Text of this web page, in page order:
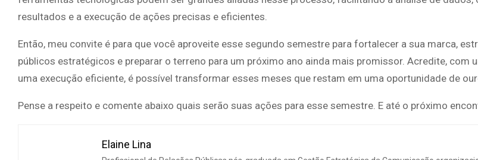
resultados e a execução de ações precisas e eficientes.
Então, meu convite é para que você aproveite esse segundo semestre para fortalecer a sua marca,
públicos estratégicos e preparar o terreno para um próximo ano ainda mais promissor. Acredite, com
uma execução eficiente, é possível transformar esses meses que restam em uma oportunidade de
Pense a respeito e comente abaixo quais serão suas ações para esse semestre. E até o próximo
Elaine Lina